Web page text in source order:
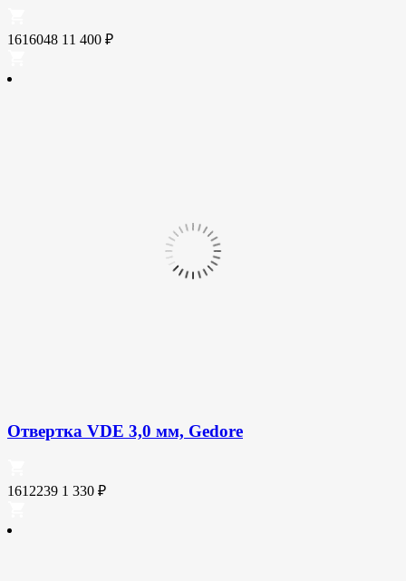
1616048 11 400 ₽
Отвертка VDE 3,0 мм, Gedore
1612239 1 330 ₽